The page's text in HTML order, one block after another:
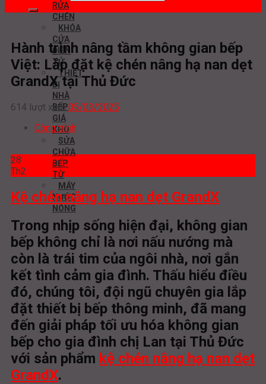
RỬA
CHÉN
KHÓA
CỬA
ĐIỆN
TỬ
THIẾT
BỊ
NHÀ
BẾP
GIÁ
KHO
SỬA
CHỮA
BẾP
TỪ
MÁY
NƯỚC
NÓNG
Hành trình nâng tầm không gian bếp
Việt: Lắp đặt kệ chén nâng hạ nan dẹt
GrandX tại Thủ Đức
614 lượt xem05/03/2025
Công trình
28
Th2
Kệ chén nâng hạ nan dẹt GrandX
Trong nhịp sống hiện đại, không gian
bếp không chỉ là nơi nấu nướng mà
còn là trái tim của ngôi nhà, nơi gắn
kết tình cảm gia đình. Thấu hiểu điều
đó, chúng tôi, đội ngũ chuyên gia lắp
đặt thiết bị bếp thông minh, đã mang
đến giải pháp tối ưu hóa không gian
bếp cho gia đình chị Lan tại Thủ Đức
với sản phẩm kệ chén nâng hạ nan dẹt
GrandX.